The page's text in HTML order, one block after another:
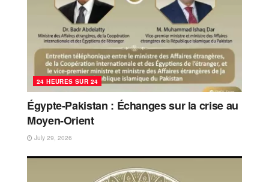
24 HEURES SUR 24
Égypte-Pakistan : Échanges sur la crise au
Moyen-Orient
July 29, 2026